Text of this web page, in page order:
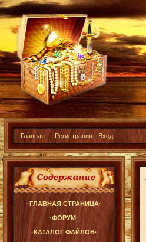
Главная · · Регистрация· Вход
·ГЛАВНАЯ СТРАНИЦА·
·ФОРУМ·
·КАТАЛОГ ФАЙЛОВ·